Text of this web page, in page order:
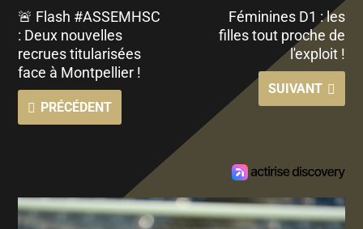
🚨 Flash #ASSEMHSC
: Deux nouvelles
recrues titularisées
face à Montpellier !
PRÉCÉDENT
Féminines D1 : les
filles tout proche de
l'exploit !
SUIVANT